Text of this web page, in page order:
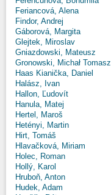
Feriancová, Alena
Findor, Andrej
Gáborová, Margita
Glejtek, Miroslav
Gniazdowski, Mateusz
Gronowski, Michał Tomasz
Haas Kianička, Daniel
Halász, Ivan
Hallon, Ľudovít
Hanula, Matej
Hertel, Maroš
Hetényi, Martin
Hirt, Tomáš
Hlavačková, Miriam
Holec, Roman
Hollý, Karol
Hruboň, Anton
Hudek, Adam